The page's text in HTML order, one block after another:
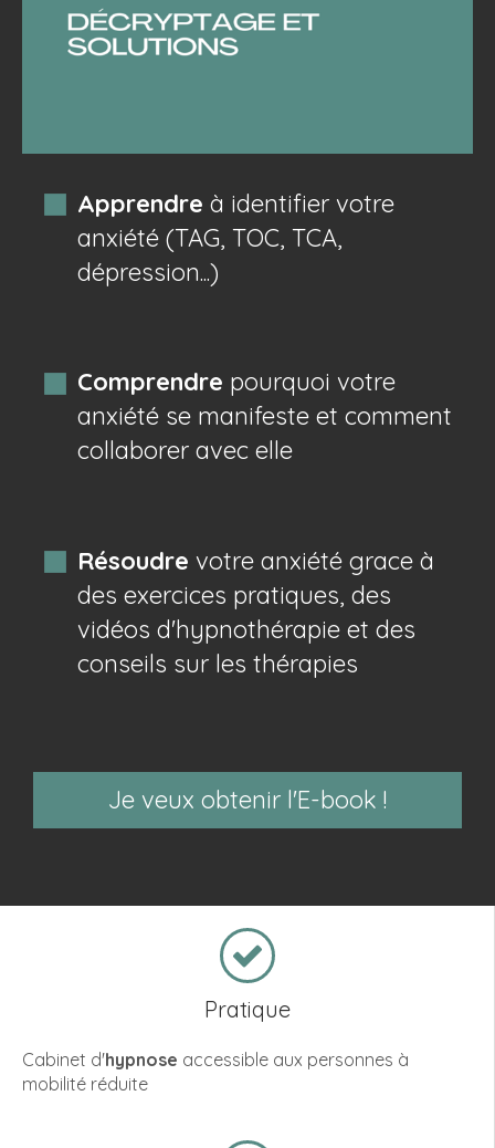
Apprendre à identifier votre
anxiété (TAG, TOC, TCA,
dépression...)
Comprendre pourquoi votre
anxiété se manifeste et comment
collaborer avec elle
Résoudre votre anxiété grace à
des exercices pratiques, des
vidéos d'hypnothérapie et des
conseils sur les thérapies
Je veux obtenir l'E-book !
Pratique
Cabinet d'hypnose accessible aux personnes à
mobilité réduite